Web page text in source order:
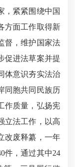
，紧紧围绕中国
方面工作取得新
督，维护国家法
促进法草案并提
体意识夯实法治
同胞共同民族历
作质量，弘扬宪
立法工作，以高
改废释纂，一年
件，通过其中24